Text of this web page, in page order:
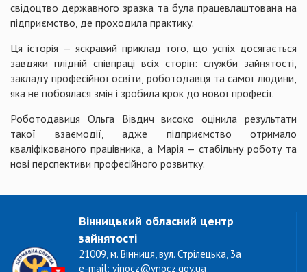
свідоцтво державного зразка та була працевлаштована на
підприємство, де проходила практику.
Ця історія — яскравий приклад того, що успіх досягається
завдяки плідній співпраці всіх сторін: служби зайнятості,
закладу професійної освіти, роботодавця та самої людини,
яка не побоялася змін і зробила крок до нової професії.
Роботодавиця Ольга Вівдич високо оцінила результати
такої взаємодії, адже підприємство отримало
кваліфікованого працівника, а Марія — стабільну роботу та
нові перспективи професійного розвитку.
Вінницький обласний центр
зайнятості
21009, м. Вінниця, вул. Стрілецька, 3а
e-mail: vinocz@vnocz.gov.ua